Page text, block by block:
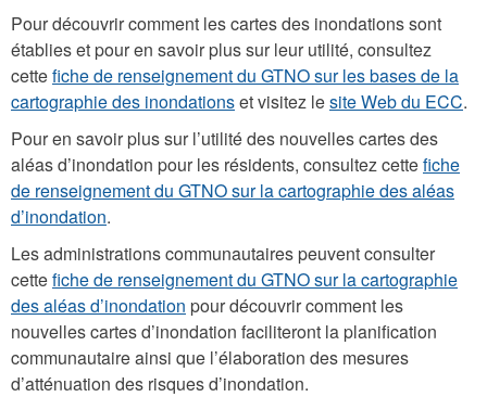
Pour découvrir comment les cartes des inondations sont
établies et pour en savoir plus sur leur utilité, consultez
cettefiche de renseignement du GTNO sur les bases de la
cartographie des inondationset visitez lesite Web du ECC.
Pour en savoir plus sur l’utilité des nouvelles cartes des
aléas d’inondation pour les résidents, consultez cettefiche
de renseignement du GTNO sur la cartographie des aléas
d’inondation.
Les administrations communautaires peuvent consulter
cettefiche de renseignement du GTNO sur la cartographie
des aléas d’inondation pour découvrir comment les
nouvelles cartes d’inondation faciliteront la planification
communautaire ainsi que l’élaboration des mesures
d’atténuation des risques d’inondation.